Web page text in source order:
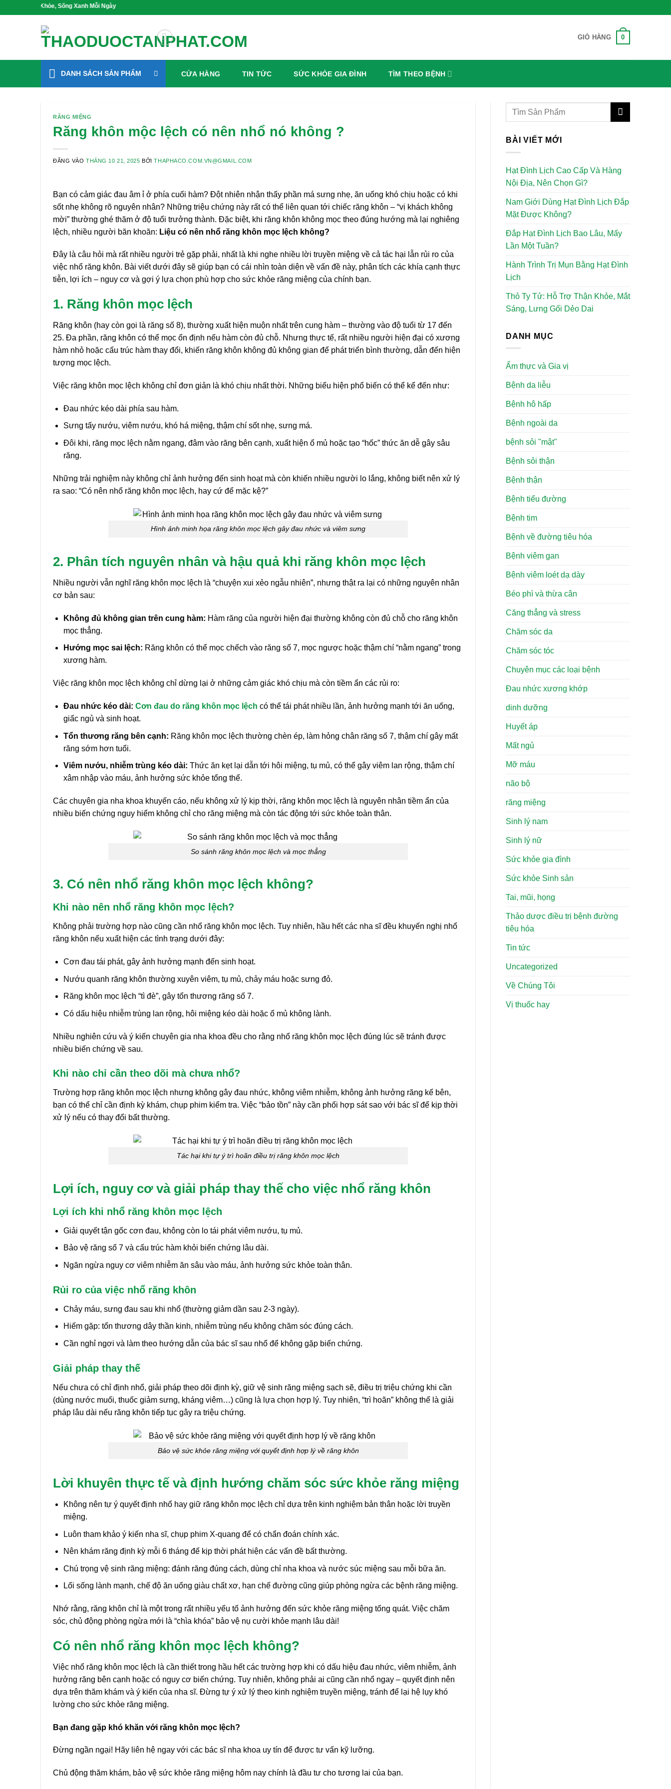
Khỏe, Sống Xanh Mỗi Ngày
GIỎ HÀNG 0
DANH SÁCH SẢN PHẨM CỬA HÀNG TIN TỨC SỨC KHỎE GIA ĐÌNH TÌM THEO BỆNH
RĂNG MIỆNG
Răng khôn mộc lệch có nên nhổ nó không ?
ĐĂNG VÀOTHÁNG 10 21, 2025 BỞITHAPHACO.COM.VN@GMAIL.COM
Bạn có cảm giác đau âm ỉ ở phía cuối hàm? Đột nhiên nhận thấy phần má sưng nhẹ, ăn uống khó chịu hoặc có khi
sốt nhẹ không rõ nguyên nhân? Những triệu chứng này rất có thể liên quan tới chiếc răng khôn – “vị khách không
mời” thường ghé thăm ở độ tuổi trưởng thành. Đặc biệt, khi răng khôn không mọc theo đúng hướng mà lại nghiêng
lệch, nhiều người băn khoăn: Liệu có nên nhổ răng khôn mọc lệch không?
Đây là câu hỏi mà rất nhiều người trẻ gặp phải, nhất là khi nghe nhiều lời truyền miệng về cả tác hại lẫn rủi ro của
việc nhổ răng khôn. Bài viết dưới đây sẽ giúp bạn có cái nhìn toàn diện về vấn đề này, phân tích các khía cạnh thực
tiễn, lợi ích – nguy cơ và gợi ý lựa chọn phù hợp cho sức khỏe răng miệng của chính bạn.
1. Răng khôn mọc lệch
Răng khôn (hay còn gọi là răng số 8), thường xuất hiện muộn nhất trên cung hàm – thường vào độ tuổi từ 17 đến
25. Đa phần, răng khôn có thể mọc ổn định nếu hàm còn đủ chỗ. Nhưng thực tế, rất nhiều người hiện đại có xương
hàm nhỏ hoặc cấu trúc hàm thay đổi, khiến răng khôn không đủ không gian để phát triển bình thường, dẫn đến hiện
tượng mọc lệch.
Việc răng khôn mọc lệch không chỉ đơn giản là khó chịu nhất thời. Những biểu hiện phổ biến có thể kể đến như:
Đau nhức kéo dài phía sau hàm.
Sưng tấy nướu, viêm nướu, khó há miệng, thậm chí sốt nhẹ, sưng má.
Đôi khi, răng mọc lệch nằm ngang, đâm vào răng bên cạnh, xuất hiện ổ mủ hoặc tạo “hốc” thức ăn dễ gây sâu
răng.
Những trải nghiệm này không chỉ ảnh hưởng đến sinh hoạt mà còn khiến nhiều người lo lắng, không biết nên xử lý
ra sao: “Có nên nhổ răng khôn mọc lệch, hay cứ để mặc kệ?”
Hình ảnh minh họa răng khôn mọc lệch gây đau nhức và viêm sưng
2. Phân tích nguyên nhân và hậu quả khi răng khôn mọc lệch
Nhiều người vẫn nghĩ răng khôn mọc lệch là “chuyện xui xẻo ngẫu nhiên”, nhưng thật ra lại có những nguyên nhân
cơ bản sau:
Không đủ không gian trên cung hàm: Hàm răng của người hiện đại thường không còn đủ chỗ cho răng khôn
mọc thẳng.
Hướng mọc sai lệch: Răng khôn có thể mọc chếch vào răng số 7, mọc ngược hoặc thậm chí “nằm ngang” trong
xương hàm.
Việc răng khôn mọc lệch không chỉ dừng lại ở những cảm giác khó chịu mà còn tiềm ẩn các rủi ro:
Đau nhức kéo dài: Cơn đau do răng khôn mọc lệch có thể tái phát nhiều lần, ảnh hưởng mạnh tới ăn uống,
giấc ngủ và sinh hoạt.
Tổn thương răng bên cạnh: Răng khôn mọc lệch thường chèn ép, làm hỏng chân răng số 7, thậm chí gây mất
răng sớm hơn tuổi.
Viêm nướu, nhiễm trùng kéo dài: Thức ăn kẹt lại dẫn tới hôi miệng, tụ mủ, có thể gây viêm lan rộng, thậm chí
xâm nhập vào máu, ảnh hưởng sức khỏe tổng thể.
Các chuyên gia nha khoa khuyến cáo, nếu không xử lý kịp thời, răng khôn mọc lệch là nguyên nhân tiềm ẩn của
nhiều biến chứng nguy hiểm không chỉ cho răng miệng mà còn tác động tới sức khỏe toàn thân.
So sánh răng khôn mọc lệch và mọc thẳng
3. Có nên nhổ răng khôn mọc lệch không?
Khi nào nên nhổ răng khôn mọc lệch?
Không phải trường hợp nào cũng cần nhổ răng khôn mọc lệch. Tuy nhiên, hầu hết các nha sĩ đều khuyến nghị nhổ
răng khôn nếu xuất hiện các tình trạng dưới đây:
Cơn đau tái phát, gây ảnh hưởng mạnh đến sinh hoạt.
Nướu quanh răng khôn thường xuyên viêm, tụ mủ, chảy máu hoặc sưng đỏ.
Răng khôn mọc lệch “tì đè”, gây tổn thương răng số 7.
Có dấu hiệu nhiễm trùng lan rộng, hôi miệng kéo dài hoặc ổ mủ không lành.
Nhiều nghiên cứu và ý kiến chuyên gia nha khoa đều cho rằng nhổ răng khôn mọc lệch đúng lúc sẽ tránh được
nhiều biến chứng về sau.
Khi nào chỉ cần theo dõi mà chưa nhổ?
Trường hợp răng khôn mọc lệch nhưng không gây đau nhức, không viêm nhiễm, không ảnh hưởng răng kế bên,
bạn có thể chỉ cần định kỳ khám, chụp phim kiểm tra. Việc “bảo tồn” này cần phối hợp sát sao với bác sĩ để kịp thời
xử lý nếu có thay đổi bất thường.
Tác hại khi tự ý trì hoãn điều trị răng khôn mọc lệch
Lợi ích, nguy cơ và giải pháp thay thế cho việc nhổ răng khôn
Lợi ích khi nhổ răng khôn mọc lệch
Giải quyết tận gốc cơn đau, không còn lo tái phát viêm nướu, tụ mủ.
Bảo vệ răng số 7 và cấu trúc hàm khỏi biến chứng lâu dài.
Ngăn ngừa nguy cơ viêm nhiễm ăn sâu vào máu, ảnh hưởng sức khỏe toàn thân.
Rủi ro của việc nhổ răng khôn
Chảy máu, sưng đau sau khi nhổ (thường giảm dần sau 2-3 ngày).
Hiếm gặp: tổn thương dây thần kinh, nhiễm trùng nếu không chăm sóc đúng cách.
Cần nghỉ ngơi và làm theo hướng dẫn của bác sĩ sau nhổ để không gặp biến chứng.
Giải pháp thay thế
Nếu chưa có chỉ định nhổ, giải pháp theo dõi định kỳ, giữ vệ sinh răng miệng sạch sẽ, điều trị triệu chứng khi cần
(dùng nước muối, thuốc giảm sưng, kháng viêm…) cũng là lựa chọn hợp lý. Tuy nhiên, “trì hoãn” không thể là giải
pháp lâu dài nếu răng khôn tiếp tục gây ra triệu chứng.
Bảo vệ sức khỏe răng miệng với quyết định hợp lý về răng khôn
Lời khuyên thực tế và định hướng chăm sóc sức khỏe răng miệng
Không nên tự ý quyết định nhổ hay giữ răng khôn mọc lệch chỉ dựa trên kinh nghiệm bản thân hoặc lời truyền
miệng.
Luôn tham khảo ý kiến nha sĩ, chụp phim X-quang để có chẩn đoán chính xác.
Nên khám răng định kỳ mỗi 6 tháng để kịp thời phát hiện các vấn đề bất thường.
Chú trọng vệ sinh răng miệng: đánh răng đúng cách, dùng chỉ nha khoa và nước súc miệng sau mỗi bữa ăn.
Lối sống lành mạnh, chế độ ăn uống giàu chất xơ, hạn chế đường cũng giúp phòng ngừa các bệnh răng miệng.
Nhớ rằng, răng khôn chỉ là một trong rất nhiều yếu tố ảnh hưởng đến sức khỏe răng miệng tổng quát. Việc chăm
sóc, chủ động phòng ngừa mới là “chìa khóa” bảo vệ nụ cười khỏe mạnh lâu dài!
Có nên nhổ răng khôn mọc lệch không?
Việc nhổ răng khôn mọc lệch là cần thiết trong hầu hết các trường hợp khi có dấu hiệu đau nhức, viêm nhiễm, ảnh
hưởng răng bên cạnh hoặc có nguy cơ biến chứng. Tuy nhiên, không phải ai cũng cần nhổ ngay – quyết định nên
dựa trên thăm khám và ý kiến của nha sĩ. Đừng tự ý xử lý theo kinh nghiệm truyền miệng, tránh để lại hệ lụy khó
lường cho sức khỏe răng miệng.
Bạn đang gặp khó khăn với răng khôn mọc lệch?
Đừng ngần ngại! Hãy liên hệ ngay với các bác sĩ nha khoa uy tín để được tư vấn kỹ lưỡng.
Chủ động thăm khám, bảo vệ sức khỏe răng miệng hôm nay chính là đầu tư cho tương lai của bạn.
BÀI VIẾT MỚI
Hạt Đình Lịch Cao Cấp Và Hàng
Nội Địa, Nên Chọn Gì?
Nam Giới Dùng Hạt Đình Lịch Đắp
Mặt Được Không?
Đắp Hạt Đình Lịch Bao Lâu, Mấy
Lần Một Tuần?
Hành Trình Trị Mụn Bằng Hạt Đình
Lịch
Thỏ Ty Tử: Hỗ Trợ Thận Khỏe, Mắt
Sáng, Lưng Gối Dẻo Dai
DANH MỤC
Ẩm thực và Gia vị
Bệnh da liễu
Bệnh hô hấp
Bệnh ngoài da
bệnh sỏi "mật"
Bệnh sỏi thận
Bệnh thận
Bệnh tiểu đường
Bệnh tim
Bệnh về đường tiêu hóa
Bệnh viêm gan
Bệnh viêm loét dạ dày
Béo phì và thừa cân
Căng thẳng và stress
Chăm sóc da
Chăm sóc tóc
Chuyên mục các loại bệnh
Đau nhức xương khớp
dinh dưỡng
Huyết áp
Mất ngủ
Mỡ máu
não bộ
răng miệng
Sinh lý nam
Sinh lý nữ
Sức khỏe gia đình
Sức khỏe Sinh sản
Tai, mũi, họng
Thảo dược điều trị bệnh đường
tiêu hóa
Tin tức
Uncategorized
Về Chúng Tôi
Vị thuốc hay